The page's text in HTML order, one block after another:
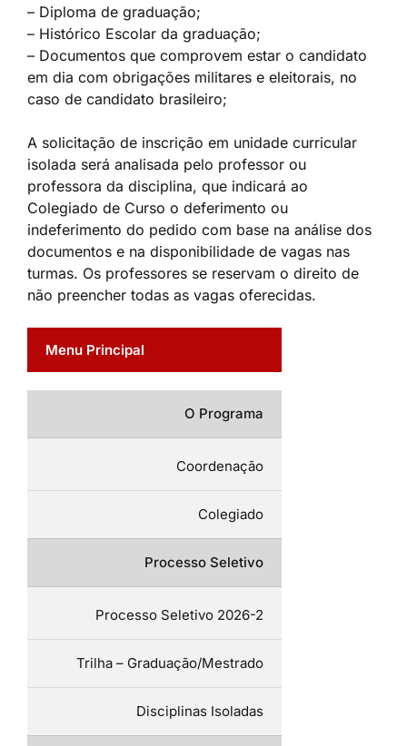
– Diploma de graduação;
– Histórico Escolar da graduação;
– Documentos que comprovem estar o candidato
em dia com obrigações militares e eleitorais, no
caso de candidato brasileiro;
A solicitação de inscrição em unidade curricular
isolada será analisada pelo professor ou
professora da disciplina, que indicará ao
Colegiado de Curso o deferimento ou
indeferimento do pedido com base na análise dos
documentos e na disponibilidade de vagas nas
turmas. Os professores se reservam o direito de
não preencher todas as vagas oferecidas.
Menu Principal
O Programa
Coordenação
Colegiado
Processo Seletivo
Processo Seletivo 2026-2
Trilha – Graduação/Mestrado
Disciplinas Isoladas